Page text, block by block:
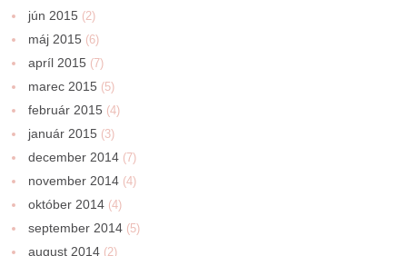
jún 2015 (2)
máj 2015 (6)
apríl 2015 (7)
marec 2015 (5)
február 2015 (4)
január 2015 (3)
december 2014 (7)
november 2014 (4)
október 2014 (4)
september 2014 (5)
august 2014 (2)